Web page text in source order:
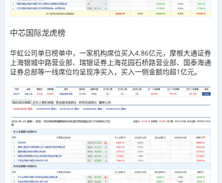
中芯国际龙虎榜
华虹公司单日榜单中，一家机构席位买入4.86亿元，摩根大通证券
上海银城中路营业部、瑞银证券上海花园石桥路营业部、国泰海通
证券总部等一线席位均呈现净买入，买入一侧金额均超1亿元。